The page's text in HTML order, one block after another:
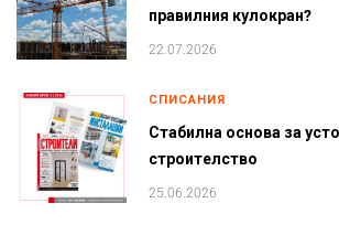
правилния кулокран?
22.07.2026
СПИСАНИЯ
Стабилна основа за
строителство
25.06.2026